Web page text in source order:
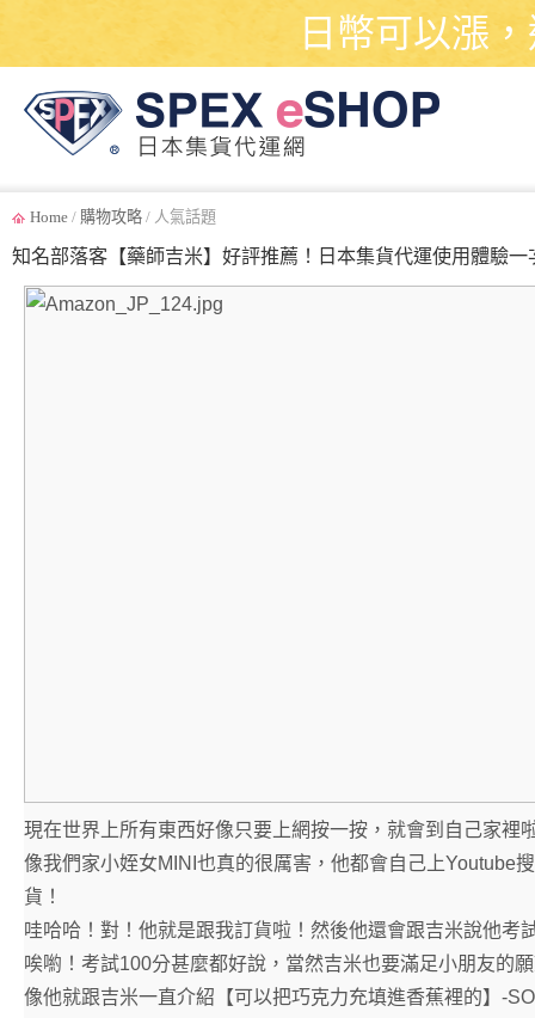
日幣可以漲
Home / 購物攻略 / 人氣話題
知名部落客【藥師吉米】好評推薦！日本集貨代運使用體驗一
現在世界上所有東西好像只要上網按一按，就會到自己家裡
像我們家小姪女MINI也真的很厲害，他都會自己上Youtube
貨！
哇哈哈！對！他就是跟我訂貨啦！然後他還會跟吉米說他考
唉喲！考試100分甚麼都好說，當然吉米也要滿足小朋友的
像他就跟吉米一直介紹【可以把巧克力充填進香蕉裡的】-